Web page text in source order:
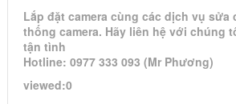
Lắp đặt camera cùng các dịch vụ sửa
thống camera. Hãy liên hệ với chúng
tận tình
Hotline: 0977 333 093 (Mr Phương)
viewed:0